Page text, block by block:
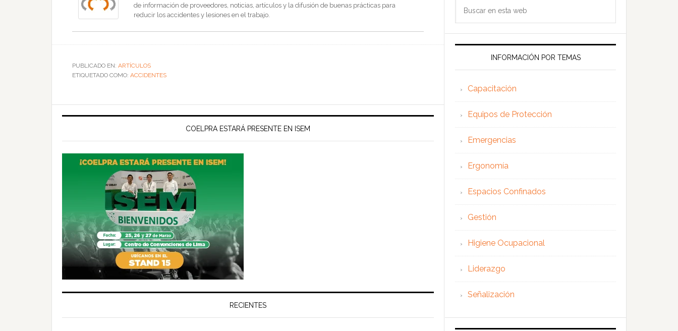
de información de proveedores, noticias, artículos y la difusión de buenas prácticas para
reducir los accidentes y lesiones en el trabajo.
PUBLICADO EN: ARTÍCULOS
ETIQUETADO COMO: ACCIDENTES
COELPRA ESTARÁ PRESENTE EN ISEM
RECIENTES
web
INFORMACIÓN POR TEMAS
Capacitación
Equipos de Protección
Emergencias
Ergonomía
Espacios Confinados
Gestión
Higiene Ocupacional
Liderazgo
Señalización